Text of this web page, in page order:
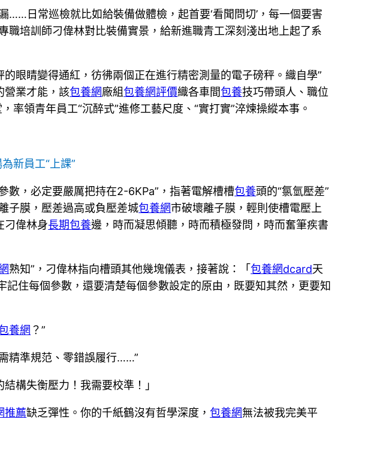
日常巡檢就比如給裝備做體檢，起首要‘看聞問切’，每一個要害
職培訓師刁偉林對比裝備實景，給新進職青工深刻淺出地上起了系
的眼睛變得通紅，彷彿兩個正在進行精密測量的電子磅秤。織自學”
營業才能，該包養網廠組包養網評價織各車間包養技巧帶頭人、職位
領青年員工“沉醉式”進修工藝尺度、“實打實”淬煉操縱本事。
新員工“上課”
數，必定要嚴厲把持在2-6KPa”，指著電解槽槽包養頭的“氯氫壓差”
子膜，壓差過高或負壓差城包養網市破壞離子膜，輕則使槽電壓上
刁偉林身長期包養邊，時而凝思傾聽，時而積極發問，時而奮筆疾書
熟知”，刁偉林指向槽頭其他幾塊儀表，接著說：「包養網dcard天
住每個參數，還要清楚每個參數設定的原由，既要知其然，更要知
養網 ？”
精準規范、零錯誤履行……”
結構失衡壓力！我需要校準！」
推薦缺乏彈性。你的千紙鶴沒有哲學深度，包養網無法被我完美平